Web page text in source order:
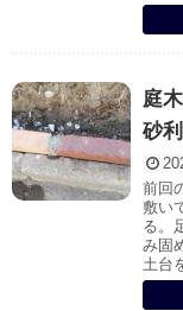
庭
砂
前回
敷い
る。
み固
土台